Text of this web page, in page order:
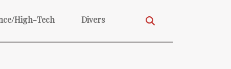
High-Tech Divers